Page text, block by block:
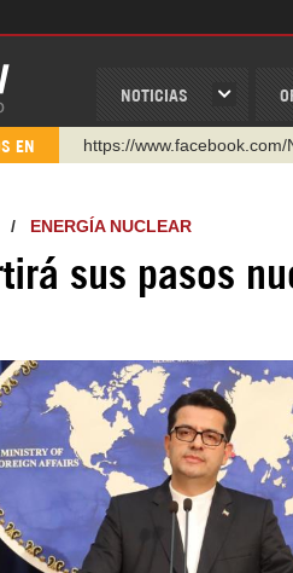
NOTICIAS
EN
https://
http://twitter.com/nexo_latino
https://urmedium.com/c/
Instagram como: hispan_tv
/ ENERGÍA NUCLEAR
sus pasos